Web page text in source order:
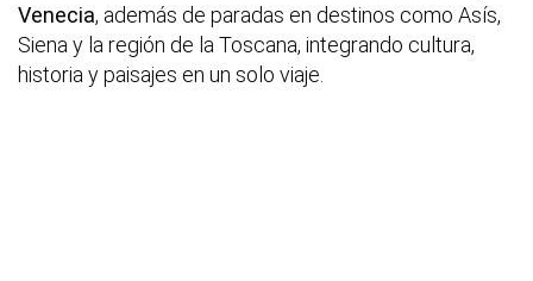
Venecia, además de paradas en destinos como Asís,
Siena y la región de la Toscana, integrando cultura,
historia y paisajes en un solo viaje.